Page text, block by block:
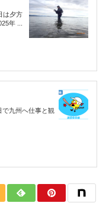
は夕方
年 ...
で九州へ仕事と観